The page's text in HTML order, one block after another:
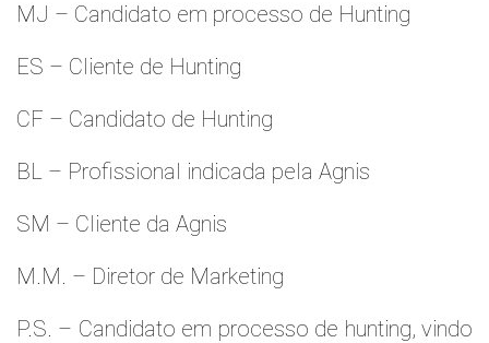
MJ – Candidato em processo de Hunting
ES – Cliente de Hunting
CF – Candidato de Hunting
BL – Profissional indicada pela Agnis
SM – Cliente da Agnis
M.M. – Diretor de Marketing
P.S. – Candidato em processo de hunting, vindo